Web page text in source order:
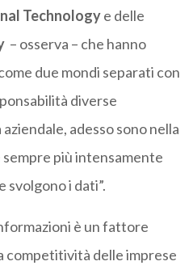
Technologye delle
– osserva – che hanno
due mondi separati con
diverse
adesso sono nella
più intensamente
svolgono i dati”.
è un fattore
competitività delle imprese